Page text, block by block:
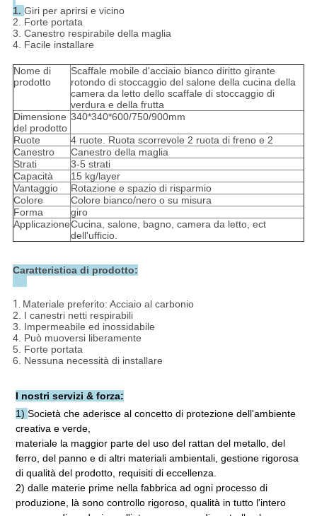
1. Giri per aprirsi e vicino
2. Forte portata
3. Canestro respirabile della maglia
4. Facile installare
Nome di
prodotto
Scaffale mobile d'acciaio bianco diritto girante
rotondo di stoccaggio del salone della cucina della
camera da letto dello scaffale di stoccaggio di
verdura e della frutta
Dimensione
del prodotto
340*340*600/750/900mm
Ruote
4 ruote. Ruota scorrevole 2 ruota di freno e 2
Canestro
Canestro della maglia
Strati
3-5 strati
Capacità
15 kg/layer
Vantaggio
Rotazione e spazio di risparmio
Colore
Colore bianco/nero o su misura
Forma
giro
ApplicazioneCucina, salone, bagno, camera da letto, ect
dell'ufficio.
Caratteristica di prodotto:
1. Materiale preferito: Acciaio al carbonio
2. I canestri netti respirabili
3. Impermeabile ed inossidabile
4. Può muoversi liberamente
5. Forte portata
6. Nessuna necessità di installare
I nostri servizi & forza:
1) Società che aderisce al concetto di protezione dell'ambiente
creativa e verde,
materiale la maggior parte del uso del rattan del metallo, del
ferro, del panno e di altri materiali ambientali, gestione rigorosa
di qualità del prodotto, requisiti di eccellenza.
2) dalle materie prime nella fabbrica ad ogni processo di
produzione, là sono controllo rigoroso, qualità in tutto l'intero